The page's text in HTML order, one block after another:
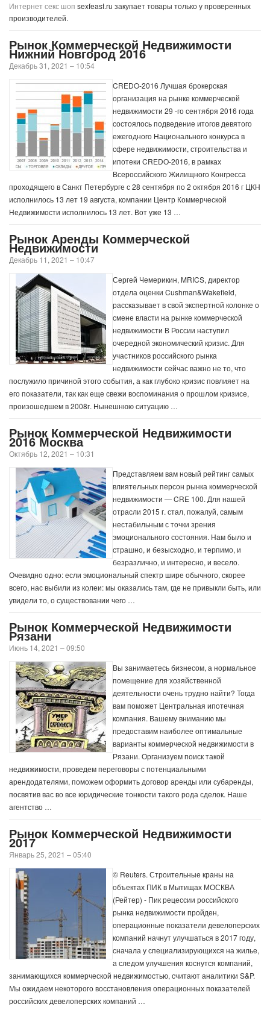
Интернет секс шоп sexfeast.ru закупает товары только у проверенных
производителей.
Рынок Коммерческой Недвижимости
Нижний Новгород 2016
Декабрь 31, 2021 – 10:54
CREDO-2016 Лучшая брокерская
организация на рынке коммерческой
недвижимости 29 -го сентября 2016 года
состоялось подведение итогов девятого
ежегодного Национального конкурса в
сфере недвижимости, строительства и
ипотеки CREDO-2016, в рамках
Всероссийского Жилищного Конгресса
проходящего в Санкт Петербурге с 28 сентября по 2 октября 2016 г ЦКН
исполнилось 13 лет 19 августа, компании Центр Коммерческой
Недвижимости исполнилось 13 лет. Вот уже 13 …
Рынок Аренды Коммерческой
Недвижимости
Декабрь 11, 2021 – 10:47
Сергей Чемерикин, MRICS, директор
отдела оценки Cushman&Wakefield,
рассказывает в свой экспертной колонке о
смене власти на рынке коммерческой
недвижимости В России наступил
очередной экономический кризис. Для
участников российского рынка
недвижимости сейчас важно не то, что
послужило причиной этого события, а как глубоко кризис повлияет на
его показатели, так как еще свежи воспоминания о прошлом кризисе,
произошедшем в 2008г. Нынешнюю ситуацию …
Рынок Коммерческой Недвижимости
2016 Москва
Октябрь 12, 2021 – 10:31
Представляем вам новый рейтинг самых
влиятельных персон рынка коммерческой
недвижимости — CRE 100. Для нашей
отрасли 2015 г. стал, пожалуй, самым
нестабильным с точки зрения
эмоционального состояния. Нам было и
страшно, и безысходно, и терпимо, и
безразлично, и интересно, и весело.
Очевидно одно: если эмоциональный спектр шире обычного, скорее
всего, нас выбили из колеи: мы оказались там, где не привыкли быть, или
увидели то, о существовании чего …
Рынок Коммерческой Недвижимости
Рязани
Июнь 14, 2021 – 09:50
Вы занимаетесь бизнесом, а нормальное
помещение для хозяйственной
деятельности очень трудно найти? Тогда
вам поможет Центральная ипотечная
компания. Вашему вниманию мы
предоставим наиболее оптимальные
варианты коммерческой недвижимости в
Рязани. Организуем поиск такой
недвижимости, проведем переговоры с потенциальными
арендодателями, поможем оформить договор аренды или субаренды,
посвятив вас во все юридические тонкости такого рода сделок. Наше
агентство …
Рынок Коммерческой Недвижимости
2017
Январь 25, 2021 – 05:40
© Reuters. Строительные краны на
объектах ПИК в Мытищах МОСКВА
(Рейтер) - Пик рецессии российского
рынка недвижимости пройден,
операционные показатели девелоперских
компаний начнут улучшаться в 2017 году,
сначала у специализирующихся на жилье,
а следом улучшения коснутся компаний,
занимающихся коммерческой недвижимостью, считают аналитики S&P.
Мы ожидаем некоторого восстановления операционных показателей
российских девелоперских компаний …